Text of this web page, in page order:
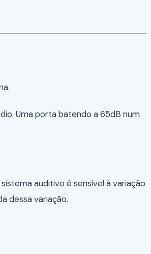
Uma porta batendo a 65dB num
auditivo é sensível à variação
dessa variação.